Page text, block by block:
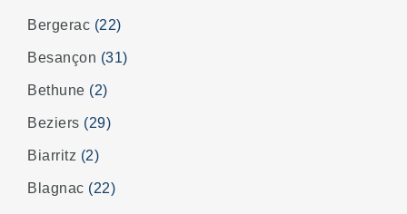
Bergerac (22)
Besançon (31)
Bethune (2)
Beziers (29)
Biarritz (2)
Blagnac (22)